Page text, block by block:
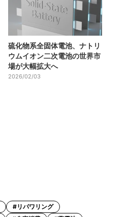
硫化物系全固体電池、ナトリ
ウムイオン二次電池の世界市
場が大幅拡大へ
2026/02/03
#リパワリング